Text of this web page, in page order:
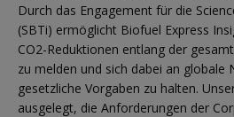
Durch das Engagement für die
(SBTi) ermöglicht Biofuel Express
CO2-Reduktionen entlang der
zu melden und sich dabei an globale
gesetzliche Vorgaben zu halten.
ausgelegt, die Anforderungen der